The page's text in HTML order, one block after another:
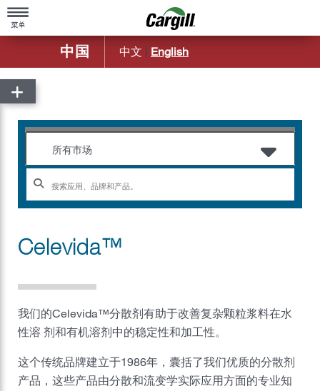
关于嘉吉
嘉吉概览
造福社区
嘉吉中国50年历程
产品与服务
农业
动物营养
嘉吉远洋运输部
嘉吉生物工业
嘉吉美丽护理
中国 中文 | English
所有市场
Celevida™
我们的Celevida™分散剂有助于改善复杂颗粒浆料在水
性溶 剂和有机溶剂中的稳定性和加工性。
这个传统品牌建立于1986年，囊括了我们优质的分散剂
产品，这些产品由分散和流变学实际应用方面的专业知